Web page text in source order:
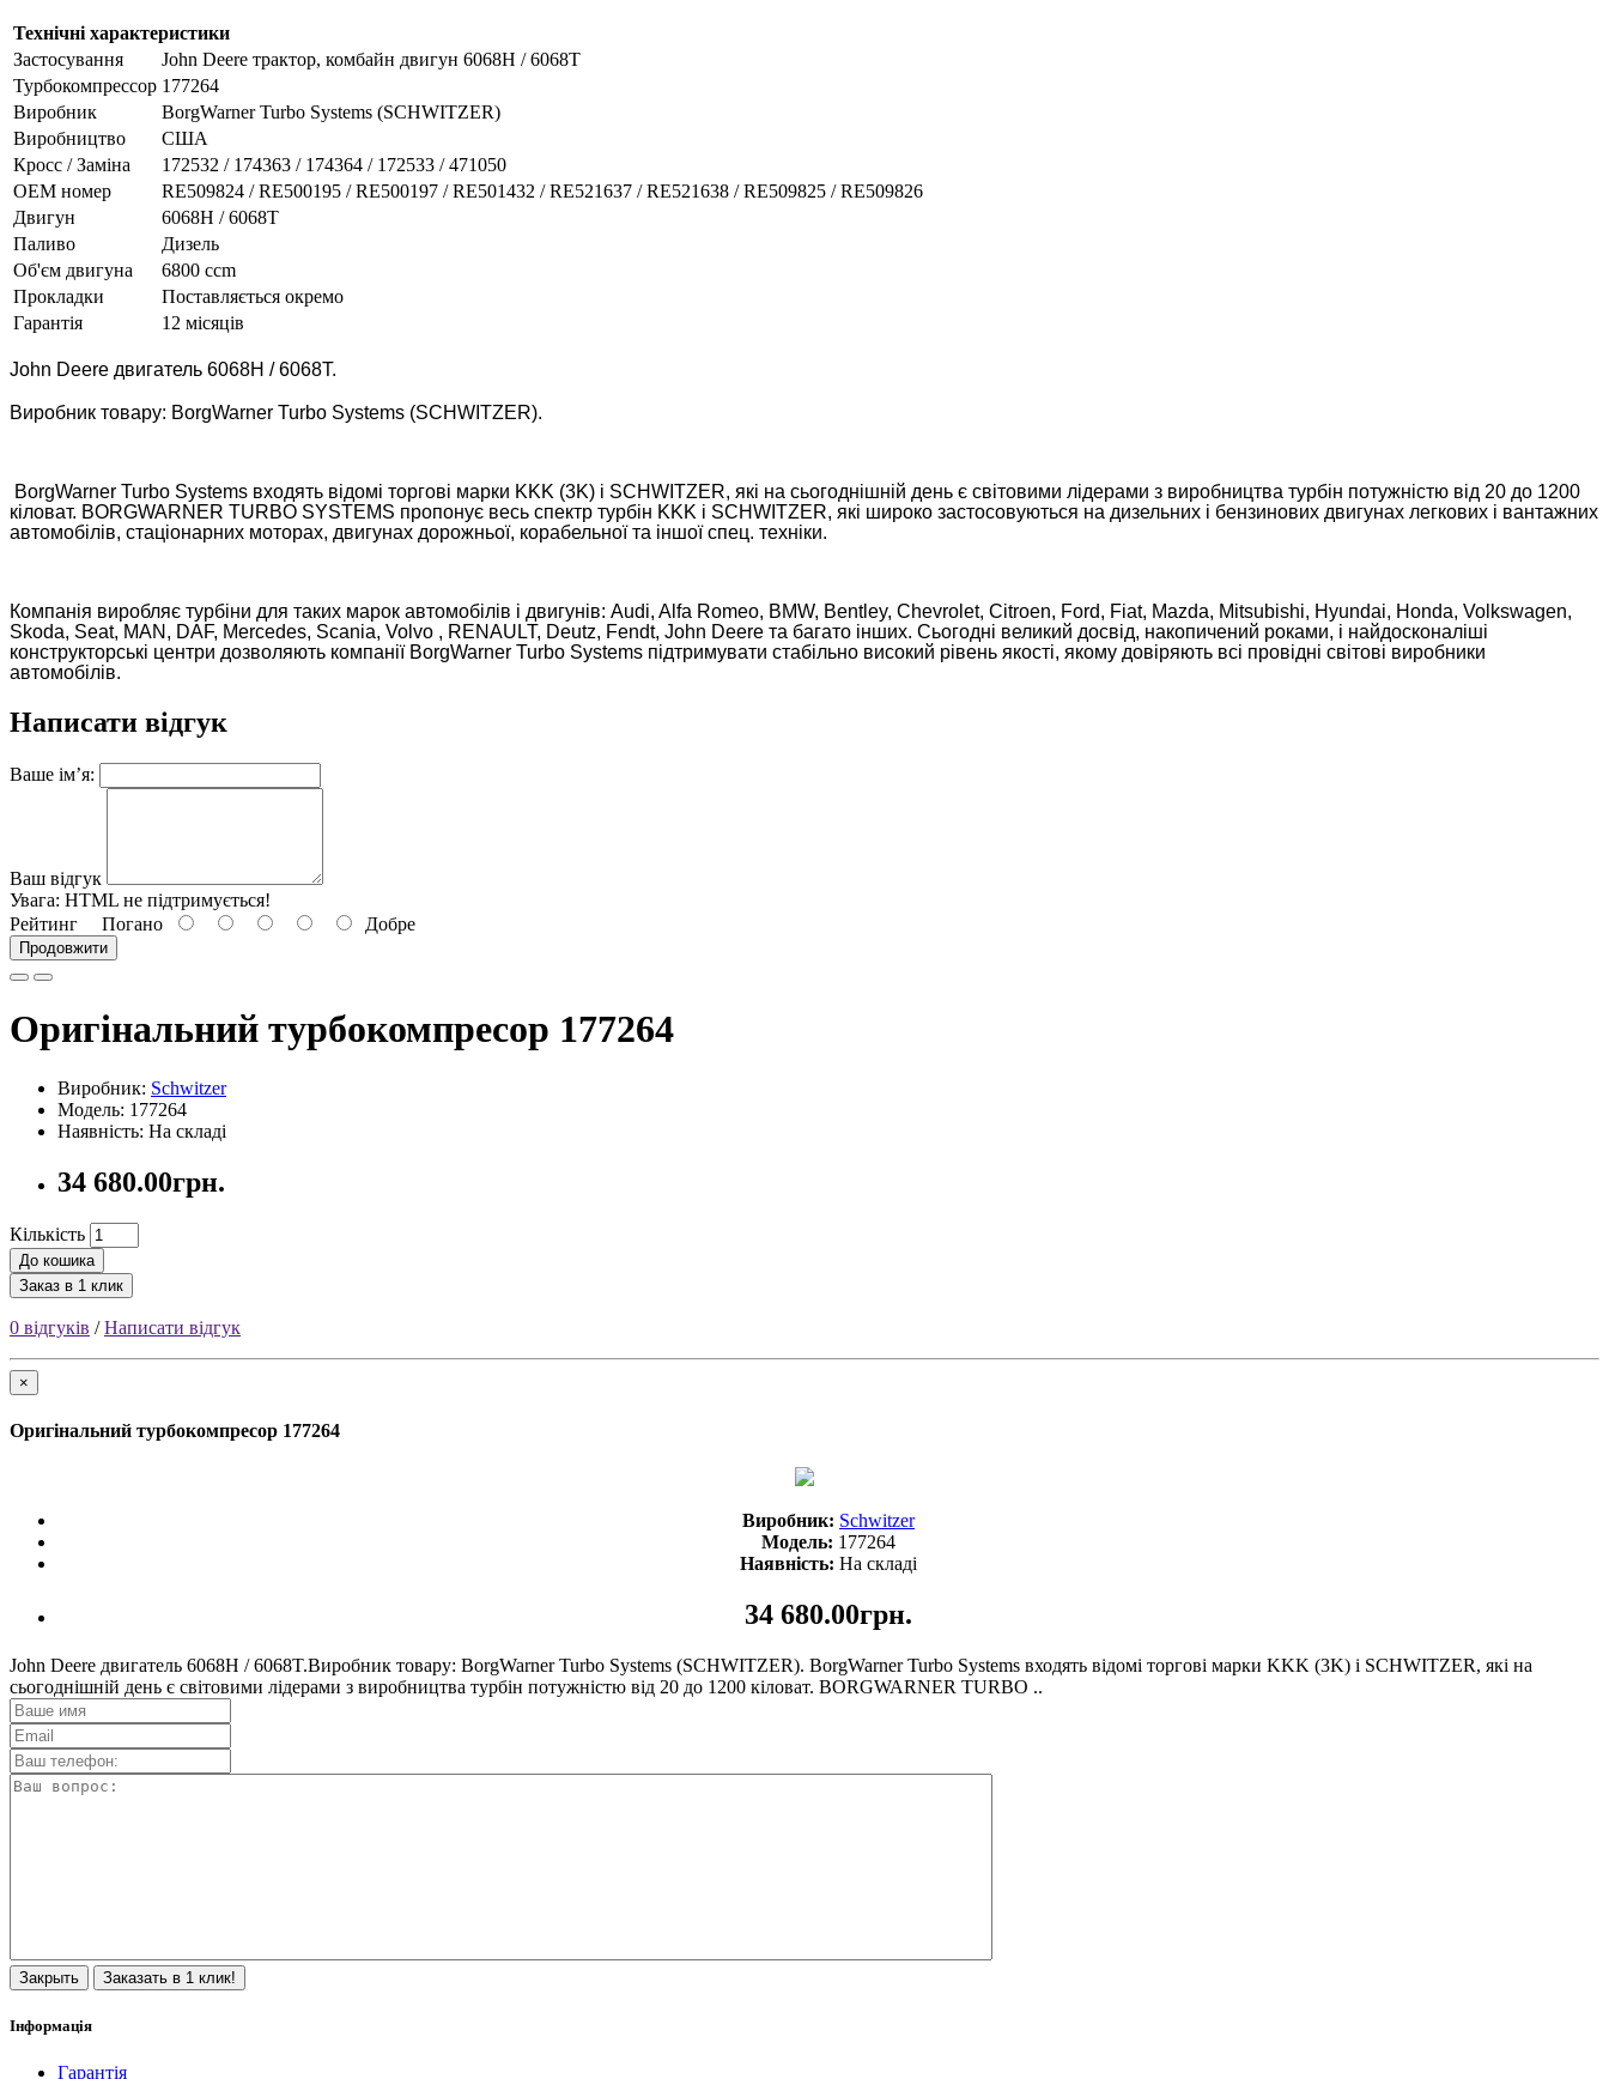
Технічні характеристики
Застосування
John Deere трактор, комбайн двигун 6068H / 6068T
Турбокомпрессор 177264
Виробник
BorgWarner Turbo Systems (SCHWITZER)
Виробництво
США
Кросс / Заміна
172532 / 174363 / 174364 / 172533 / 471050
ОЕМ номер
RE509824 / RE500195 / RE500197 / RE501432 / RE521637 / RE521638 / RE509825 / RE509826
Двигун
6068H / 6068T
Паливо
Дизель
Об'єм двигуна
6800 ccm
Прокладки
Поставляється окремо
Гарантія
12 місяців
John Deere двигатель 6068H /6068T.
Виробник товару: BorgWarner Turbo Systems (SCHWITZER).
BorgWarner Turbo Systems входять відомі торгові марки KKK (3K) і SCHWITZER, які на сьогоднішній день є світовими лідерами з виробництва турбін потужністю від 20 до 1200
кіловат. BORGWARNER TURBO SYSTEMS пропонує весь спектр турбін KKK і SCHWITZER, які широко застосовуються на дизельних і бензинових двигунах легкових і вантажних
автомобілів, стаціонарних моторах, двигунах дорожньої, корабельної та іншої спец. техніки.
Компанія виробляє турбіни для таких марок автомобілів і двигунів: Audi, Alfa Romeo, BMW, Bentley, Chevrolet, Citroen, Ford, Fiat, Mazda, Mitsubishi, Hyundai, Honda, Volkswagen,
Skoda, Seat, MAN, DAF, Mercedes, Scania, Volvo , RENAULT, Deutz, Fendt, John Deere та багато інших. Сьогодні великий досвід, накопичений роками, і найдосконаліші
конструкторські центри дозволяють компанії BorgWarner Turbo Systems підтримувати стабільно високий рівень якості, якому довіряють всі провідні світові виробники
автомобілів.
Написати відгук
Ваше ім’я:
Ваш відгук
Увага: HTML не підтримується!
Рейтинг Погано Добре
Продовжити
Оригінальний турбокомпресор 177264
Виробник: Schwitzer
Модель: 177264
Наявність: На складі
34 680.00грн.
Кількість
До кошика
Заказ в 1 клик
0 відгуків /Написати відгук
×
Оригінальний турбокомпресор 177264
Виробник: Schwitzer
Модель: 177264
Наявність: На складі
34 680.00грн.
John Deere двигатель 6068H / 6068T.Виробник товару: BorgWarner Turbo Systems (SCHWITZER). BorgWarner Turbo Systems входять відомі торгові марки KKK (3K) і SCHWITZER, які на
сьогоднішній день є світовими лідерами з виробництва турбін потужністю від 20 до 1200 кіловат. BORGWARNER TURBO ..
Закрыть Заказать в 1 клик!
Інформація
Гарантія